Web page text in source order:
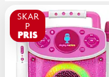
SKAR
P
PRIS